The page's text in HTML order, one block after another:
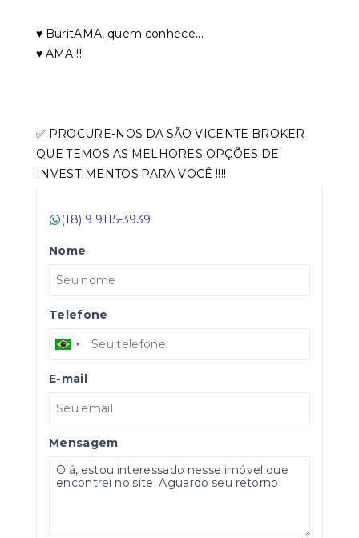
♥️ BuritAMA, quem conhece...
♥️ AMA !!!
✅ PROCURE-NOS DA SÃO VICENTE BROKER
QUE TEMOS AS MELHORES OPÇÕES DE
INVESTIMENTOS PARA VOCÊ !!!!
(18) 9 9115-3939
Nome
Telefone
E-mail
Mensagem